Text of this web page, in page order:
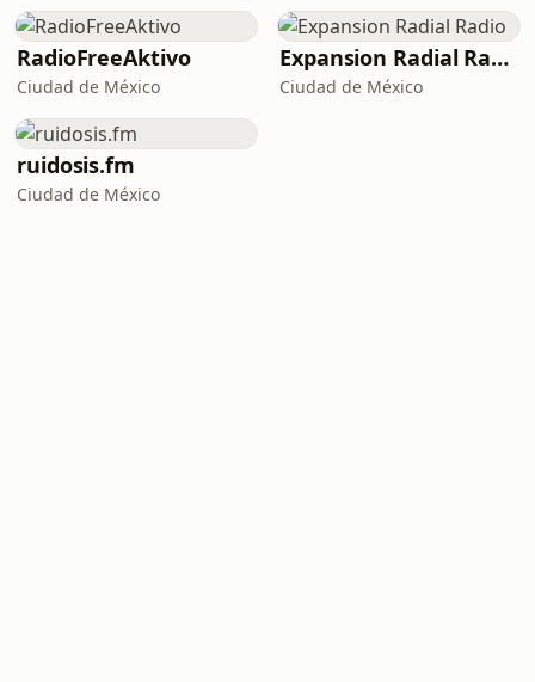
RadioFreeAktivo
Ciudad de México
Expansion Radial Radio
Ciudad de México
ruidosis.fm
Ciudad de México